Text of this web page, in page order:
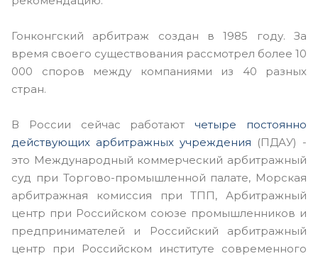
Гонконгский арбитраж создан в 1985 году. За
время своего существования рассмотрел более 10
000 споров между компаниями из 40 разных
стран.
В России сейчас работаютчетыре постоянно
действующих арбитражных учреждения (ПДАУ) -
это Международный коммерческий арбитражный
суд при Торгово-промышленной палате, Морская
арбитражная комиссия при ТПП, Арбитражный
центр при Российском союзе промышленников и
предпринимателей и Российский арбитражный
центр при Российском институте современного